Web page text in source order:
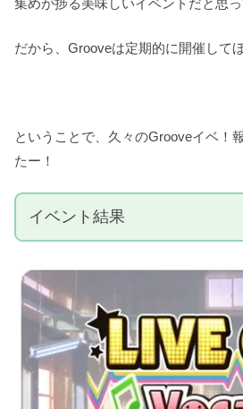
集めが捗る美味しいイベントだと思っ
だから、Grooveは定期的に開催して
ということで、久々のGrooveイベ！
たー！
イベント結果